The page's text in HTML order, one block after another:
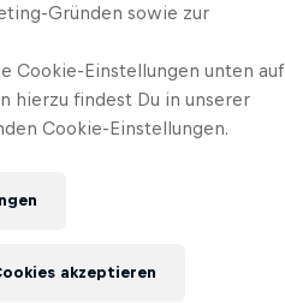
Gründen sowie zur
Cookie-Einstellungen unten auf
hierzu findest Du in unserer
Cookie-Einstellungen.
akzeptieren